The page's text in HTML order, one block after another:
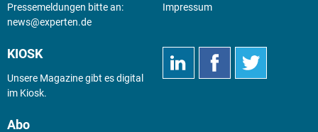
Pressemeldungen bitte an:
news@experten.de
Impressum
KIOSK
Unsere Magazine gibt es digital
im Kiosk.
Abo